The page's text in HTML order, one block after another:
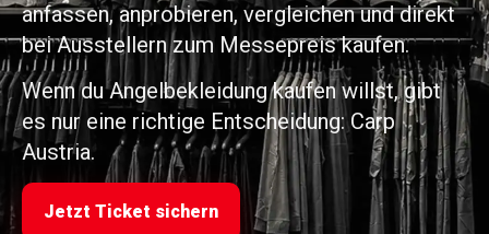
anfassen, anprobieren, vergleichen und direkt
bei Ausstellern zum Messepreis kaufen.
Wenn du Angelbekleidung kaufen willst, gibt
es nur eine richtige Entscheidung: Carp
Austria.
Jetzt Ticket sichern